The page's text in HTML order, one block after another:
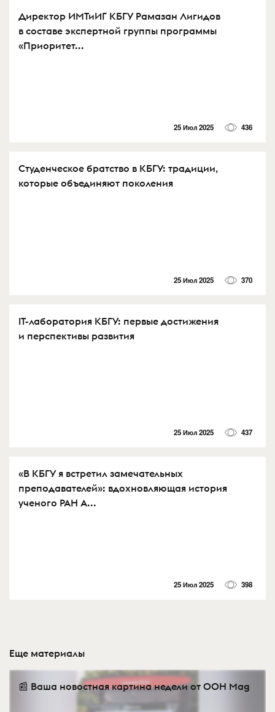
Директор ИМТиИГ КБГУ Рамазан Лигидов
в составе экспертной группы программы
«Приоритет...
25 Июл 2025 436
Студенческое братство в КБГУ: традиции,
которые объединяют поколения
25 Июл 2025 370
IT-лаборатория КБГУ: первые достижения
и перспективы развития
25 Июл 2025 437
«В КБГУ я встретил замечательных
преподавателей»: вдохновляющая история
ученого РАН А...
25 Июл 2025 398
Еще материалы
📰 Ваша новостная картина недели от OOH Mag